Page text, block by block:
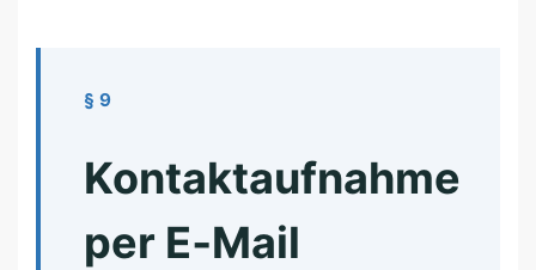
§ 9
Kontaktaufnahme
per E‑Mail